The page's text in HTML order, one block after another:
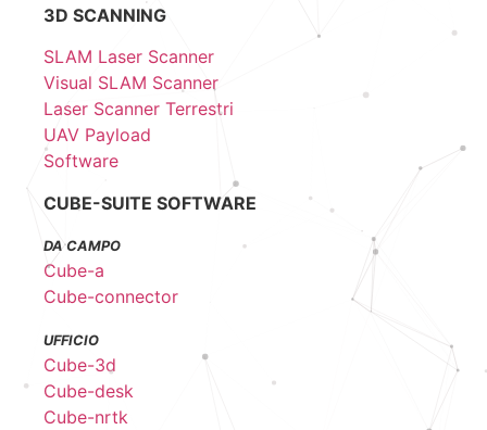
3D SCANNING
SLAM Laser Scanner
Visual SLAM Scanner
Laser Scanner Terrestri
UAV Payload
Software
CUBE-SUITE SOFTWARE
DA CAMPO
Cube-a
Cube-connector
UFFICIO
Cube-3d
Cube-desk
Cube-nrtk